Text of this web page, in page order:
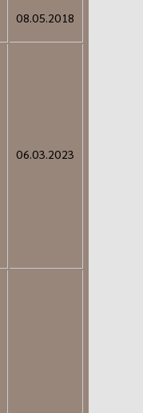
08.05.2018
06.03.2023